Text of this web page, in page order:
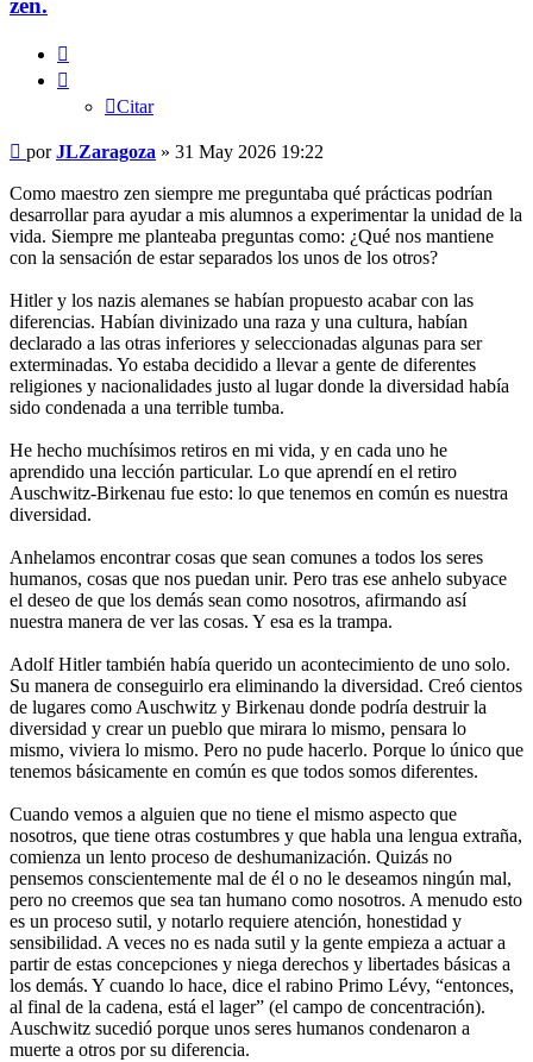
Citar
Mensaje
porJLZaragoza » 31 May 2026 19:22
Como maestro zen siempre me preguntaba qué prácticas podrían
desarrollar para ayudar a mis alumnos a experimentar la unidad de la
vida. Siempre me planteaba preguntas como: ¿Qué nos mantiene
con la sensación de estar separados los unos de los otros?
Hitler y los nazis alemanes se habían propuesto acabar con las
diferencias. Habían divinizado una raza y una cultura, habían
declarado a las otras inferiores y seleccionadas algunas para ser
exterminadas. Yo estaba decidido a llevar a gente de diferentes
religiones y nacionalidades justo al lugar donde la diversidad había
sido condenada a una terrible tumba.
He hecho muchísimos retiros en mi vida, y en cada uno he
aprendido una lección particular. Lo que aprendí en el retiro
Auschwitz-Birkenau fue esto: lo que tenemos en común es nuestra
diversidad.
Anhelamos encontrar cosas que sean comunes a todos los seres
humanos, cosas que nos puedan unir. Pero tras ese anhelo subyace
el deseo de que los demás sean como nosotros, afirmando así
nuestra manera de ver las cosas. Y esa es la trampa.
Adolf Hitler también había querido un acontecimiento de uno solo.
Su manera de conseguirlo era eliminando la diversidad. Creó cientos
de lugares como Auschwitz y Birkenau donde podría destruir la
diversidad y crear un pueblo que mirara lo mismo, pensara lo
mismo, viviera lo mismo. Pero no pude hacerlo. Porque lo único que
tenemos básicamente en común es que todos somos diferentes.
Cuando vemos a alguien que no tiene el mismo aspecto que
nosotros, que tiene otras costumbres y que habla una lengua extraña,
comienza un lento proceso de deshumanización. Quizás no
pensemos conscientemente mal de él o no le deseamos ningún mal,
pero no creemos que sea tan humano como nosotros. A menudo esto
es un proceso sutil, y notarlo requiere atención, honestidad y
sensibilidad. A veces no es nada sutil y la gente empieza a actuar a
partir de estas concepciones y niega derechos y libertades básicas a
los demás. Y cuando lo hace, dice el rabino Primo Lévy, “entonces,
al final de la cadena, está el lager” (el campo de concentración).
Auschwitz sucedió porque unos seres humanos condenaron a
muerte a otros por su diferencia.